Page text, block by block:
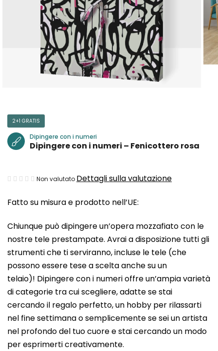
Fatto su misura e prodotto nell’UE:
Chiunque può dipingere un’opera mozzafiato con le
nostre tele prestampate. Avrai a disposizione tutti gli
strumenti che ti serviranno, incluse le tele (che
possono essere tese a scelta anche su un
telaio)! Dipingere con i numeri offre un’ampia varietà
di categorie tra cui scegliere, adatte se stai
cercando il regalo perfetto, un hobby per rilassarti
nel fine settimana o semplicemente se sei un artista
nel profondo del tuo cuore e stai cercando un modo
per esprimerti creativamente.
2+1 GRATIS
Dipingere con i numeri
Dipingere con i numeri – Fenicottero rosa
La
media
prodotto
è
0,0
su
5
stelle.
Non valutato Dettagli sulla valutazione